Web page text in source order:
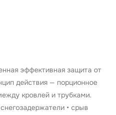
эффективная защита от
действия — порционное
кровлей и трубками.
• срыв